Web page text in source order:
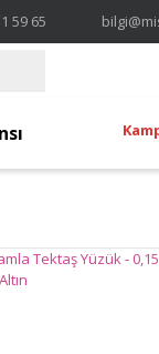
59 65